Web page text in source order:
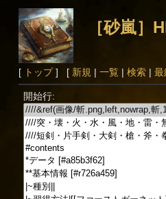
［砂嵐］
[ トップ] [ 新規 | 一覧| 検索| 最
開始行: